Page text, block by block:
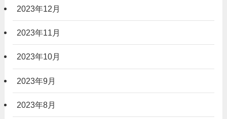
2023年12月
2023年11月
2023年10月
2023年9月
2023年8月